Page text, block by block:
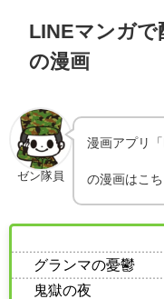
LINEマンガ
の漫画
ゼン隊員
漫画アプリ
の漫画はこち
グランマの憂鬱
鬼獄の夜